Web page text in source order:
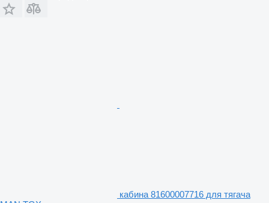
кабина 81600007716 для тягача